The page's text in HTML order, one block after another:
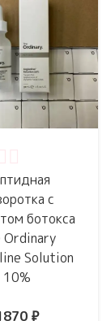
с
ботокса
Ordinary
Solution
10%
₽